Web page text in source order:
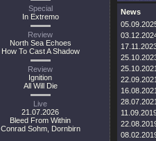
Special
In Extremo
Review
North Sea Echoes
How To Cast A Shadow
Review
Ignition
All Will Die
Live
21.07.2026
Bleed From Within
Conrad Sohm, Dornbirn
News